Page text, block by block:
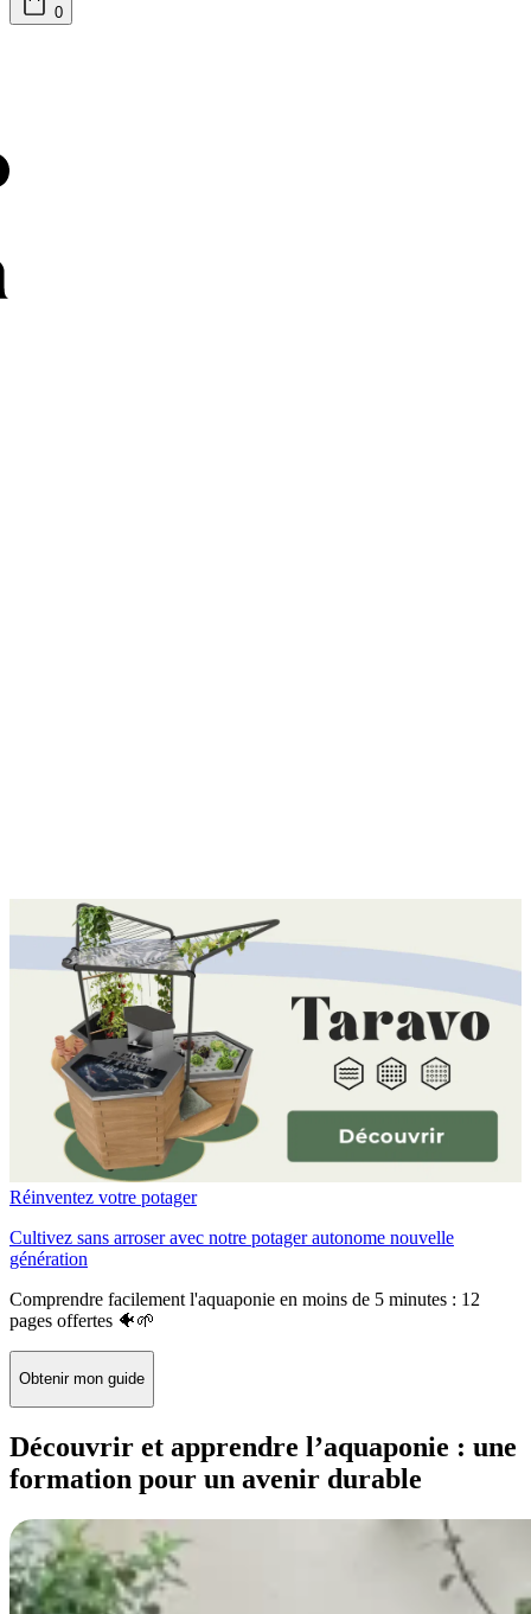
0
Réinventez votre potager
Cultivez sans arroser avec notre potager autonome nouvelle
génération
Comprendre facilement l'aquaponie en moins de 5 minutes : 12
pages offertes 🐠🌱
Obtenir mon guide
Découvrir et apprendre l’aquaponie : une
formation pour un avenir durable